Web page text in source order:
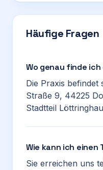
Häufige Fragen
Wo genau finde ich
Die Praxis befindet
Straße 9, 44225
Stadtteil
Wie kann ich einen
Sie erreichen uns